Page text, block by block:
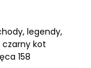
legendy,
czarny kot
158